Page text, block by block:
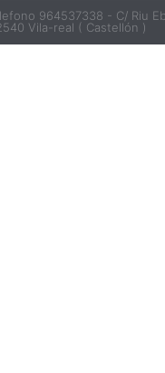
964537338 - C/ Riu
Vila-real ( Castellón )